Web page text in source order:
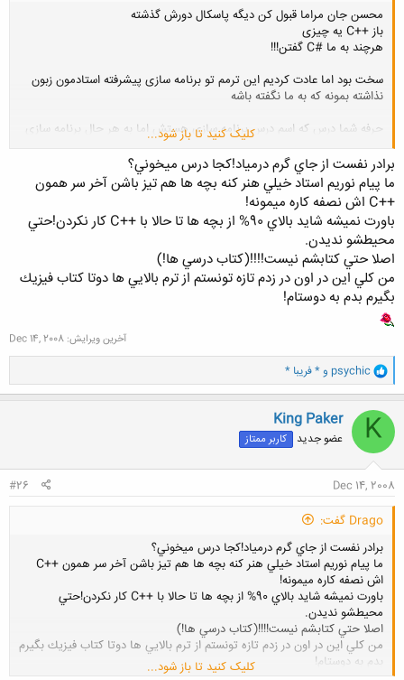
محسن جان مراما قبول کن دیگه پاسکال دورش گذشته
باز ++C یه چیزی
هرچند به ما #C گفتن!!!
سخت بود اما عادت کردیم این ترمم تو برنامه سازی پیشرفته استادمون زبون
نذاشته بمونه که به ما نگفته باشه
حرفه شما درس که اسم درس برنامه سازی هستش اما به هر حال برنامه سازی
ساختگرا کجا، برنامه سازی شیءگرا کجا...
کلیک کنید تا باز شود...
برادر نفست از جاي گرم درمياد!كجا درس ميخوني؟
ما پيام نوريم استاد خيلي هنر كنه بچه ها هم تيز باشن آخر سر همون
++C اش نصفه كاره ميمونه!
باورت نميشه شايد بالاي 90% از بچه ها تا حالا با ++C كار نكردن!حتي
محيطشو نديدن.
اصلا حتي كتابشم نيست!!!!(كتاب درسي ها!)
من كلي اين در اون در زدم تازه تونستم از ترم بالايي ها دوتا كتاب فيزيك
بگيرم بدم به دوستام!
آخرین ویرایش: Dec 14, 2008
و
ا
ک
ن
ش
ه
ا
psychic و * فریبا *
K
King Paker
عضو جدید کاربر ممتاز
Dec 14, 2008
#26
Drago گفت:
برادر نفست از جاي گرم درمياد!كجا درس ميخوني؟
ما پيام نوريم استاد خيلي هنر كنه بچه ها هم تيز باشن آخر سر همون ++C
اش نصفه كاره ميمونه!
باورت نميشه شايد بالاي 90% از بچه ها تا حالا با ++C كار نكردن!حتي
محيطشو نديدن.
اصلا حتي كتابشم نيست!!!!(كتاب درسي ها!)
من كلي اين در اون در زدم تازه تونستم از ترم بالايي ها دوتا كتاب فيزيك بگيرم
بدم به دوستام!
کلیک کنید تا باز شود...